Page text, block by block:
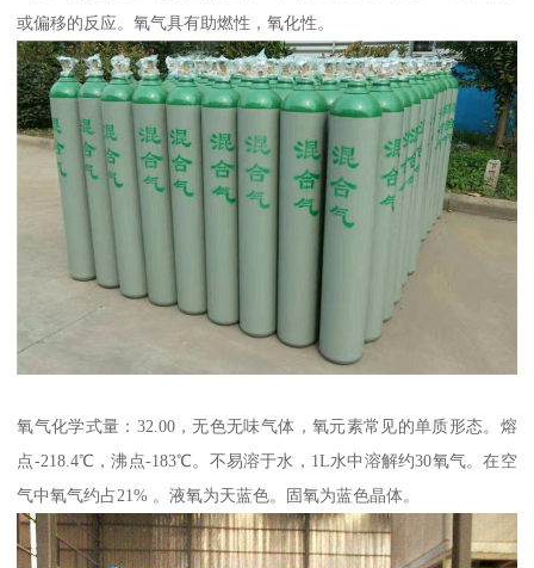
或偏移的反应。氧气具有助燃性，氧化性。
氧气化学式量：32.00，无色无味气体，氧元素常见的单质形态。熔
点-218.4℃，沸点-183℃。不易溶于水，1L水中溶解约30氧气。在空
气中氧气约占21% 。液氧为天蓝色。固氧为蓝色晶体。